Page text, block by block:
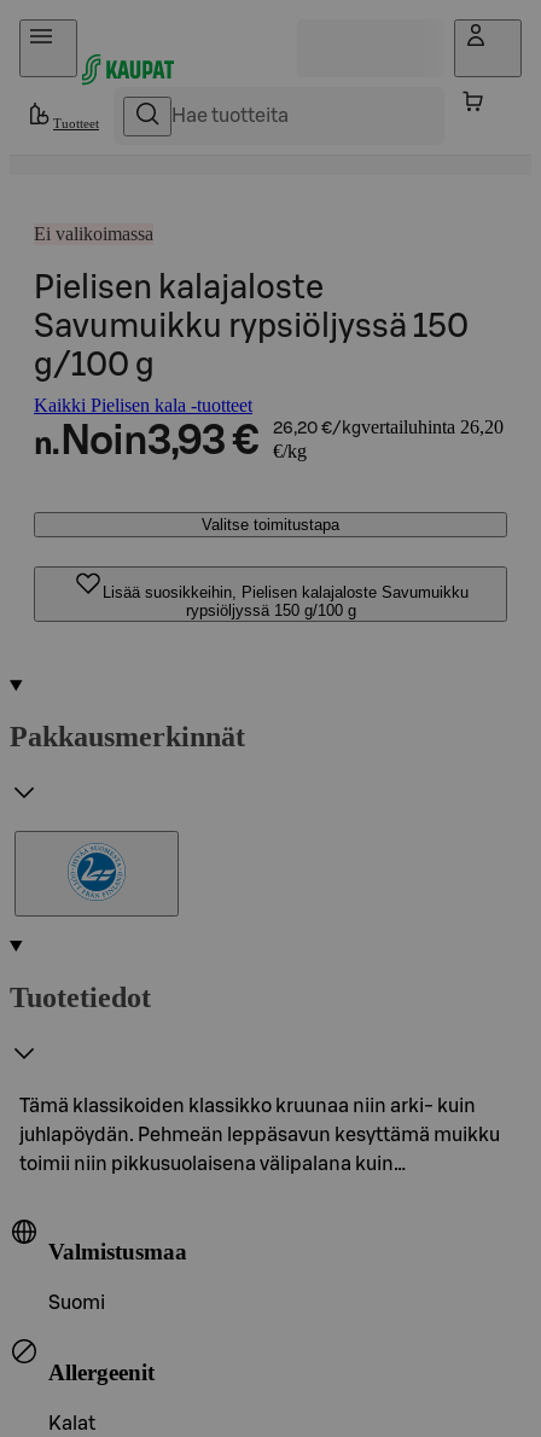
Hyppää sisältöön
Tuotteet
Ei valikoimassa
Pielisen kalajaloste
Savumuikku rypsiöljyssä 150
g/100 g
Kaikki Pielisen kala -tuotteet
n. Noin3,93 € 26,20 €/kgvertailuhinta 26,20
€/kg
Valitse toimitustapa
Lisää suosikkeihin, Pielisen kalajaloste Savumuikku
rypsiöljyssä 150 g/100 g
Pakkausmerkinnät
Tuotetiedot
Tämä klassikoiden klassikko kruunaa niin arki- kuin
juhlapöydän. Pehmeän leppäsavun kesyttämä muikku
toimii niin pikkusuolaisena välipalana kuin…
Valmistusmaa
Suomi
Allergeenit
Kalat